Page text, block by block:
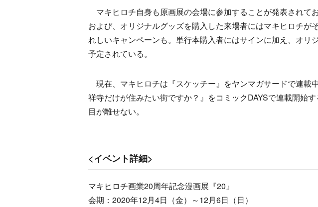
マキヒロチ自身も原画展の会場に参加することが発表されて
および、オリジナルグッズを購入した来場者にはマキヒロチが
れしいキャンペーンも。単行本購入者にはサインに加え、オリ
予定されている。
現在、マキヒロチは『スケッチー』をヤンマガサードで連載
祥寺だけが住みたい街ですか？』をコミックDAYSで連載開始
目が離せない。
<イベント詳細>
マキヒロチ画業20周年記念漫画展『20』
会期：2020年12月4日（金）～12月6日（日）